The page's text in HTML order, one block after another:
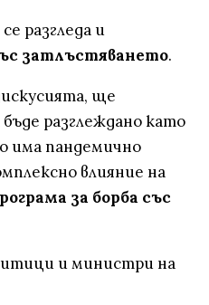
разгледа и
затлъстяването.
ще
разглеждано като
има пандемично
влияние на
за борба със
и министри на